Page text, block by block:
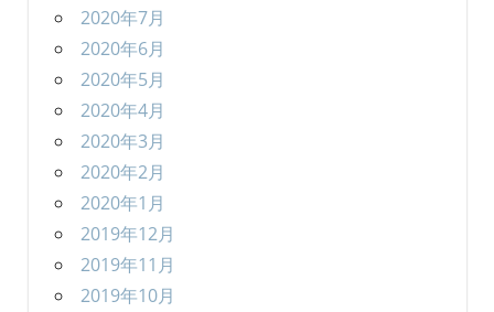
2020年7月
2020年6月
2020年5月
2020年4月
2020年3月
2020年2月
2020年1月
2019年12月
2019年11月
2019年10月